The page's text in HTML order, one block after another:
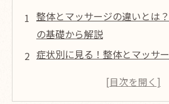
整体とマッサージの違いとは
の基礎から解説
症状別に見る！整体とマッサ
日常生活に寄り添う整体とマ